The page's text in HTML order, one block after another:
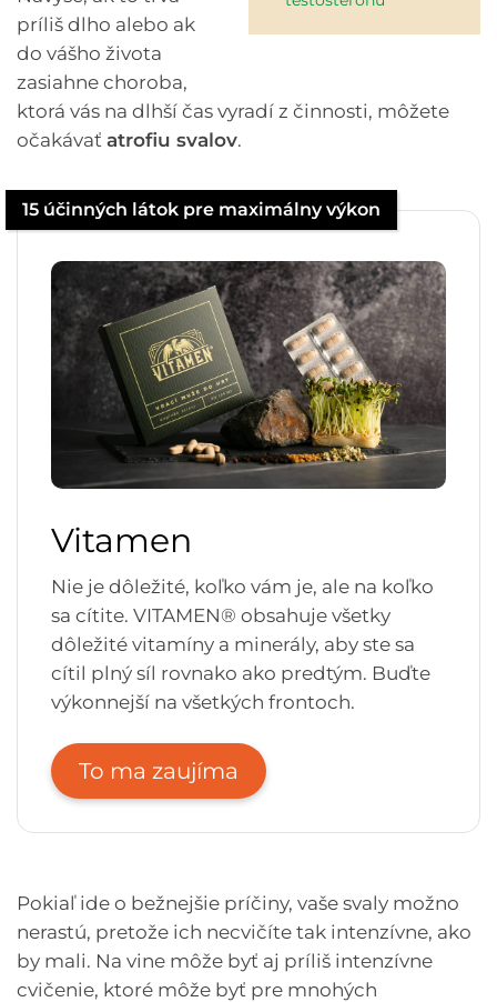
príliš dlho alebo ak
do vášho života
zasiahne choroba,
ktorá vás na dlhší čas vyradí z činnosti, môžete
očakávať atrofiu svalov.
15 účinných látok pre maximálny výkon
Vitamen
Nie je dôležité, koľko vám je, ale na koľko
sa cítite. VITAMEN® obsahuje všetky
dôležité vitamíny a minerály, aby ste sa
cítil plný síl rovnako ako predtým. Buďte
výkonnejší na všetkých frontoch.
To ma zaujíma
Pokiaľ ide o bežnejšie príčiny, vaše svaly možno
nerastú, pretože ich necvičíte tak intenzívne, ako
by mali. Na vine môže byť aj príliš intenzívne
cvičenie, ktoré môže byť pre mnohých